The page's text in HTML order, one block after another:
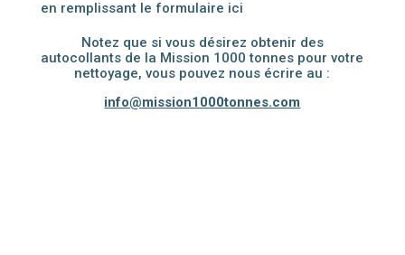
en remplissant le formulaire ici
Notez que si vous désirez obtenir des
autocollants de la Mission 1000 tonnes pour votre
nettoyage, vous pouvez nous écrire au :
info@mission1000tonnes.com